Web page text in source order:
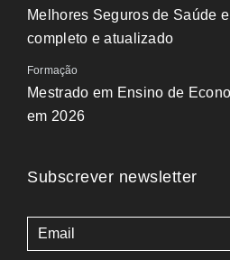
Melhores Seguros de Saúde
completo e atualizado
Formação
Mestrado em Ensino de
em 2026
Subscrever newsletter